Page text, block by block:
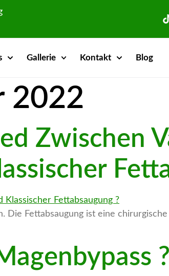
Gallerie Kontakt Blog
2022
Zwischen
Die Fettabsaugung ist eine
?